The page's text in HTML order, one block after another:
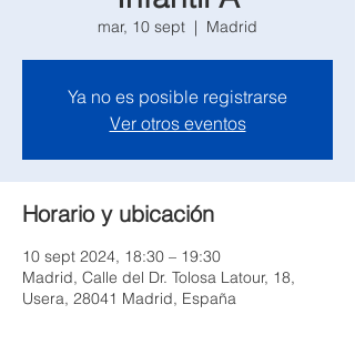
mar, 10 sept
  |
Madrid
Ya no es posible registrarse
Ver otros eventos
Horario y ubicación
10 sept 2024, 18:30 – 19:30
Madrid, Calle del Dr. Tolosa Latour, 18,
Usera, 28041 Madrid, España